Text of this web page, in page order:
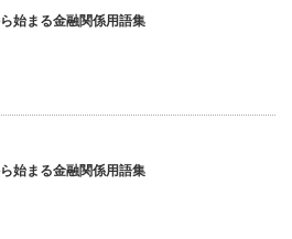
ら始まる金融関係用語集
ら始まる金融関係用語集